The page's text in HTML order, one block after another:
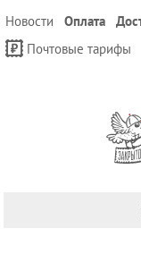
Новости Оплата
Почтовые тарифы